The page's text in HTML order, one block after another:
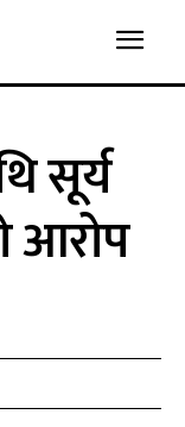
सूर्य
आरोप